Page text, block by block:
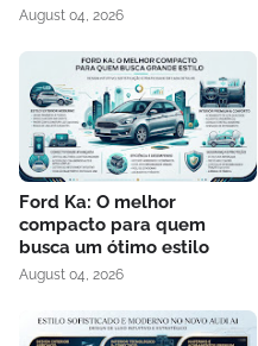
August 04, 2026
Ford Ka: O melhor
compacto para quem
busca um ótimo estilo
August 04, 2026